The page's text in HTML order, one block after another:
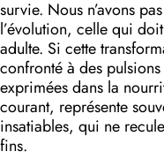
survie. Nous n’avons
l’évolution, celle qui
adulte. Si cette
confronté à des
exprimées dans la
courant, représente
insatiables, qui ne
fins.